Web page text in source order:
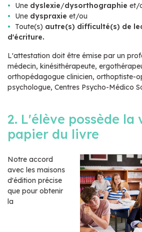
Une dyslexie/dysorthographie et/
Une dyspraxie et/ou
Toute(s) autre(s) difficulté(s) de
d'écriture.
L'attestation doit être émise par un
médecin, kinésithérapeute,
orthopédagogue clinicien, orthoptiste-
psychologue, Centres Psycho-Médico
2. L'élève possède la
papier du livre
Notre accord
avec les maisons
d'édition précise
que pour obtenir
la